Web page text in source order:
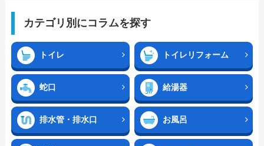
カテゴリ別にコラムを探す
トイレ トイレリフォーム
蛇口 給湯器
排水管・排水口 お風呂